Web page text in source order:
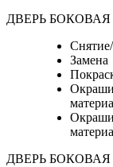
ДВЕРЬ
Замена
ДВЕРЬ